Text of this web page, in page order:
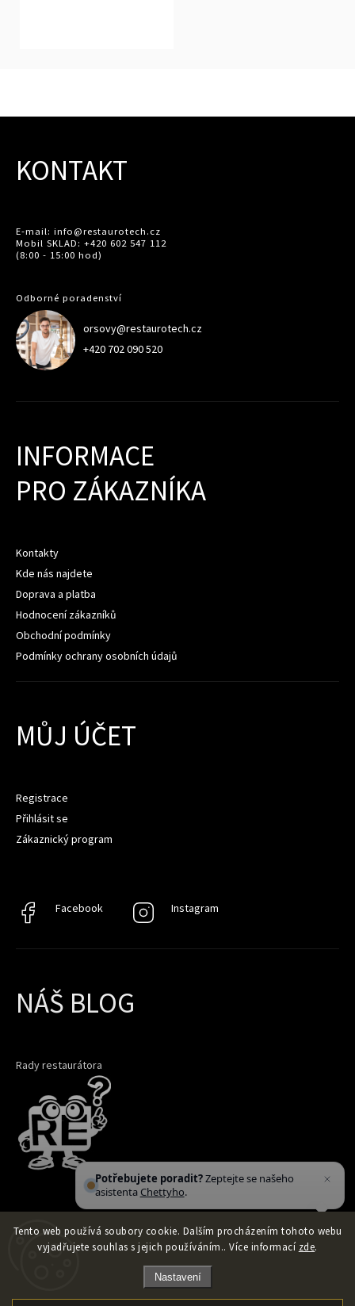
Tento web používá soubory cookie. Dalším procházením tohoto webu
vyjadřujete souhlas s jejich používáním.. Více informací zde.
Nastavení
KONTAKT
E-mail: info@restaurotech.cz
Mobil SKLAD: +420 602 547 112
(8:00 - 15:00 hod)
Odborné poradenství
orsovy@restaurotech.cz
+420 702 090 520
INFORMACE
PRO ZÁKAZNÍKA
Kontakty
Kde nás najdete
Doprava a platba
Hodnocení zákazníků
Obchodní podmínky
Podmínky ochrany osobních údajů
MŮJ ÚČET
Registrace
Přihlásit se
Zákaznický program
Facebook
Facebook Instagram
Instagram
NÁŠ BLOG
Rady restaurátora
Potřebujete poradit?Zeptejte se našeho
asistenta Chettyho.